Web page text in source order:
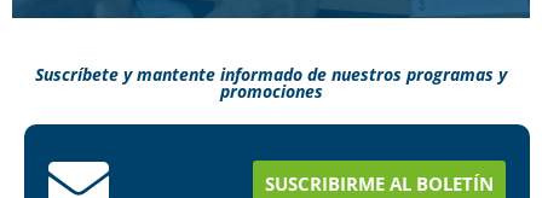
estudios en menos tiempo
Suscríbete y mantente informado de nuestros programas y
promociones
SUSCRIBIRME AL BOLETÍN